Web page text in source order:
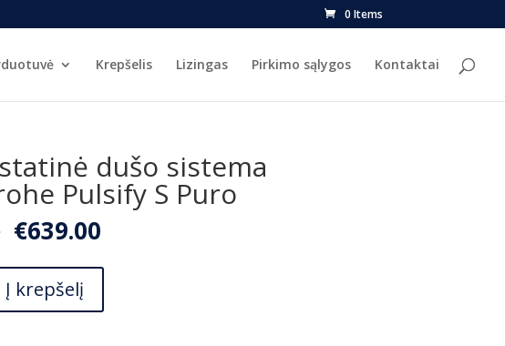
0 Items
Krepšelis Lizingas Pirkimo sąlygos Kontaktai
dušo sistema
Pulsify S Puro
Original
price
was:
€875.00.
€639.00Current
is:
Į krepšelį